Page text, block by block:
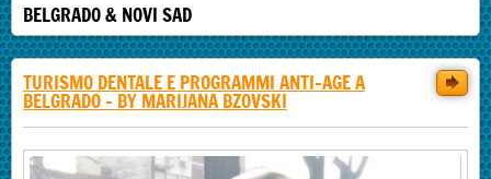
BELGRADO & NOVI SAD
TURISMO DENTALE E PROGRAMMI ANTI-AGE A
BELGRADO - BY MARIJANA BZOVSKI